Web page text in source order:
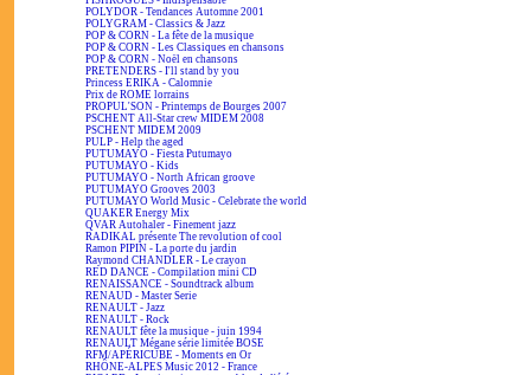
POLYDOR - Tendances Automne 2001
POLYGRAM - Classics & Jazz
POP & CORN - La fête de la musique
POP & CORN - Les Classiques en chansons
POP & CORN - Noël en chansons
PRETENDERS - I'll stand by you
Princess ERIKA - Calomnie
Prix de ROME lorrains
PROPUL'SON - Printemps de Bourges 2007
PSCHENT All-Star crew MIDEM 2008
PSCHENT MIDEM 2009
PULP - Help the aged
PUTUMAYO - Fiesta Putumayo
PUTUMAYO - Kids
PUTUMAYO - North African groove
PUTUMAYO Grooves 2003
PUTUMAYO World Music - Celebrate the world
QUAKER Energy Mix
QVAR Autohaler - Finement jazz
RADIKAL présente The revolution of cool
Ramon PIPIN - La porte du jardin
Raymond CHANDLER - Le crayon
RED DANCE - Compilation mini CD
RENAISSANCE - Soundtrack album
RENAUD - Master Serie
RENAULT - Jazz
RENAULT - Rock
RENAULT fête la musique - juin 1994
RENAULT Mégane série limitée BOSE
RFM/APÉRICUBE - Moments en Or
RHÔNE-ALPES Music 2012 - France